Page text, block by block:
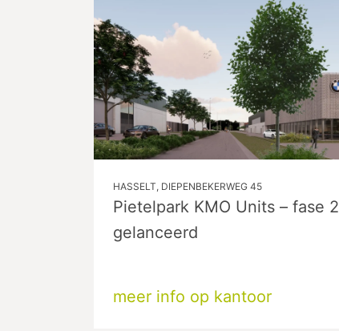
HASSELT, DIEPENBEKERWEG 45
Pietelpark KMO Units – fase 2
gelanceerd
meer info op kantoor